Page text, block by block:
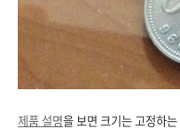
제품 설명을 보면 크기는 고정하